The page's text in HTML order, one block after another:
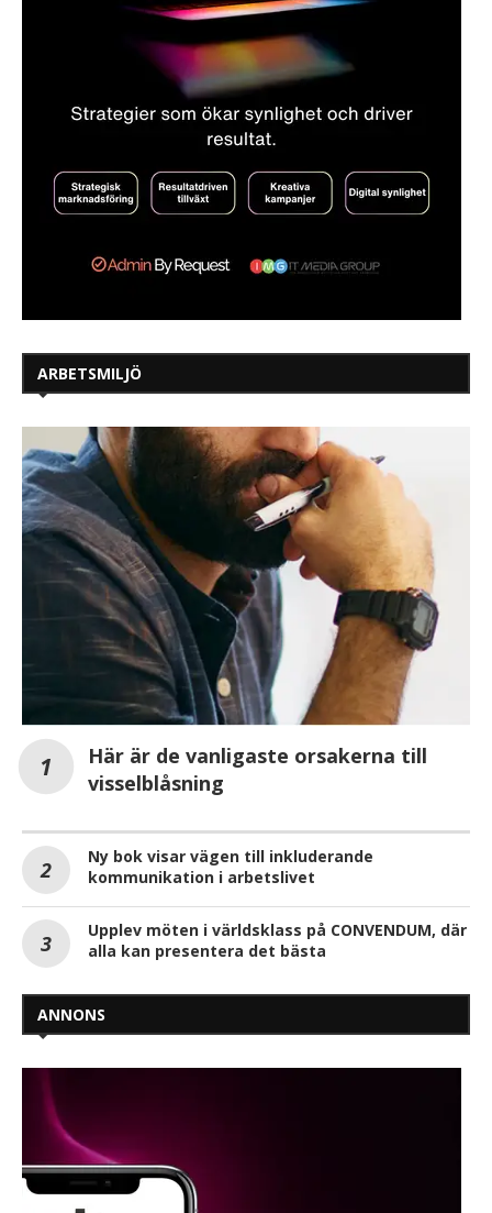
ARBETSMILJÖ
Här är de vanligaste orsakerna till
visselblåsning
Ny bok visar vägen till inkluderande
kommunikation i arbetslivet
Upplev möten i världsklass på CONVENDUM, där
alla kan presentera det bästa
ANNONS